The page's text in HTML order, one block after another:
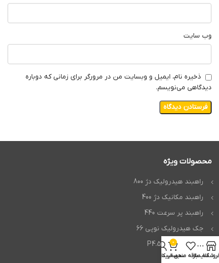
وب‌ سایت
ذخیره نام، ایمیل و وبسایت من در مرورگر برای زمانی که دوباره
دیدگاهی می‌نویسم.
محصولات ویژه
راهبند هیدرولیک دژ 800
راهبند مکانیک دژ 400
راهبند پر سرعت 440
جک هیدرولیک نوپی 66
جک بی اف تی P4.5
سایدبارعلاقه مندی
0
سبد خرید
حساب کاربری من